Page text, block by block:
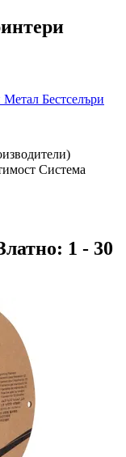
Метал Бестселъри
Система
1 - 30